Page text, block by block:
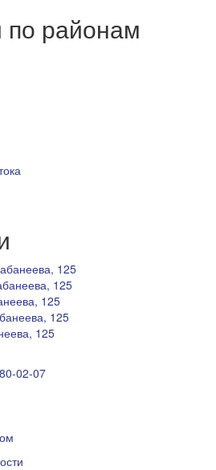
по районам
125
125
125
125
125
02-07